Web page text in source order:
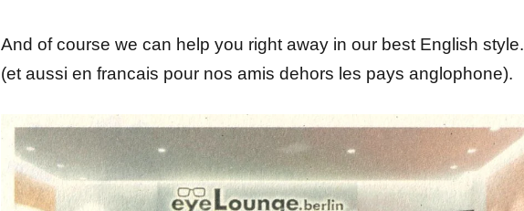
And of course we can help you right away in our best English style.
(et aussi en francais pour nos amis dehors les pays anglophone).